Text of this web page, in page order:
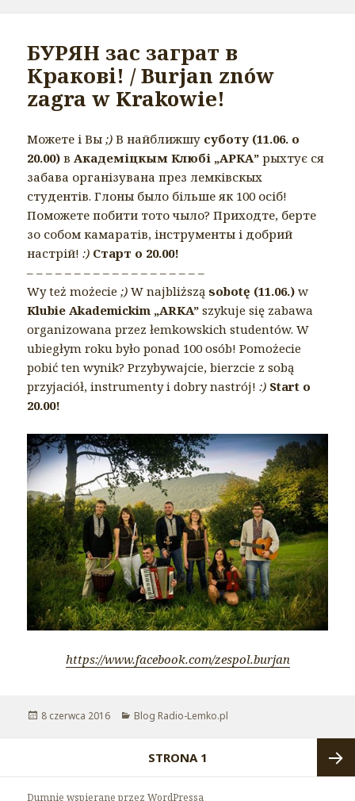
БУРЯН зас заграт в
Кракові! / Burjan znów
zagra w Krakowie!
Можете і Вы;) В найближшу суботу (11.06. o
20.00) в Академіцкым Клюбі „АРКА” рыхтує ся
забава організувана през лемківскых
студентів. Глоны было більше як 100 осіб!
Поможете побити тото чыло? Приходте, берте
зо собом камаратів, інструменты і добрий
настрій!:) Старт о 20.00!
– – – – – – – – – – – – – – – – – – –
Wy też możecie;) W najbliższąsobotę (11.06.) w
Klubie Akademickim „ARKA” szykuje się zabawa
organizowana przez łemkowskich studentów. W
ubiegłym roku było ponad 100 osób! Pomożecie
pobić ten wynik? Przybywajcie, bierzcie z sobą
przyjaciół, instrumenty i dobry nastrój!:) Start o
20.00!
https://www.facebook.com/zespol.burjan
Opublikowano
8 czerwca 2016 Kategorie
Blog Radio-Lemko.pl
STRONA 1
Dumnie wspierane przez WordPressa